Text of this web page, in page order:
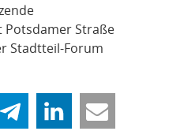
Potsdamer Straße
Stadtteil-Forum